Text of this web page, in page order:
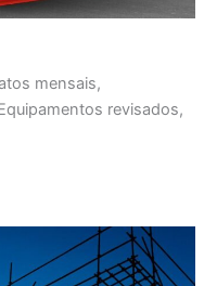
mensais,
revisados,